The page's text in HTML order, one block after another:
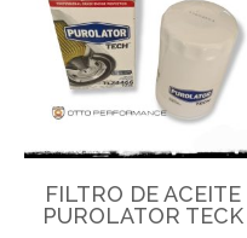
FILTRO DE ACEITE
PUROLATOR TECK